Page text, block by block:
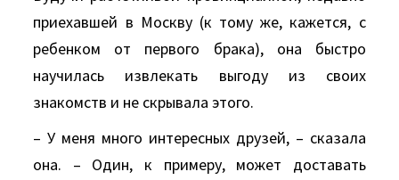
приехавшей в Москву (к тому же, кажется, с
ребенком от первого брака), она быстро
научилась извлекать выгоду из своих
знакомств и не скрывала этого.
– У меня много интересных друзей, – сказала
она. – Один, к примеру, может доставать